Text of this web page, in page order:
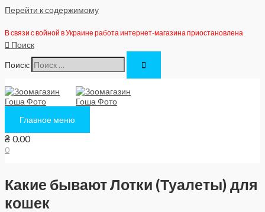
Перейти к содержимому
В связи с войной в Украине работа интернет-магазина приостановлена
Поиск
Поиск:
Главное меню
₴ 0.00
0
Какие бывают Лотки (Туалеты) для
кошек